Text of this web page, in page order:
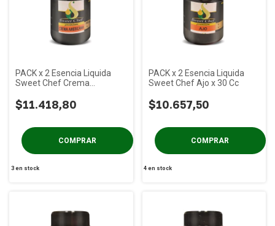
PACK x 2 Esencia Liquida
Sweet Chef Crema
$11.418,80
3en stock
PACK x 2 Esencia Liquida
Sweet Chef Ajo x 30 Cc
$10.657,50
4 en stock